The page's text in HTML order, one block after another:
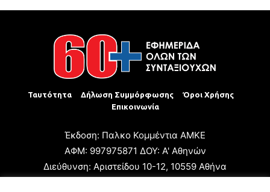
Ταυτότητα Δήλωση Συμμόρφωσης
Όροι Χρήσης
Επικοινωνία
Έκδοση: Παλκο Κομμέντια ΑΜΚΕ
ΑΦΜ: 997975871 ΔΟΥ: Α' Αθηνών
Διεύθυνση: Αριστείδου 10-12, 10559 Αθήνα